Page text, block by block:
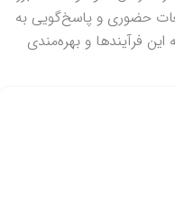
حضوری و پاسخ‌گویی به
فرآیندها و بهره‌مندی